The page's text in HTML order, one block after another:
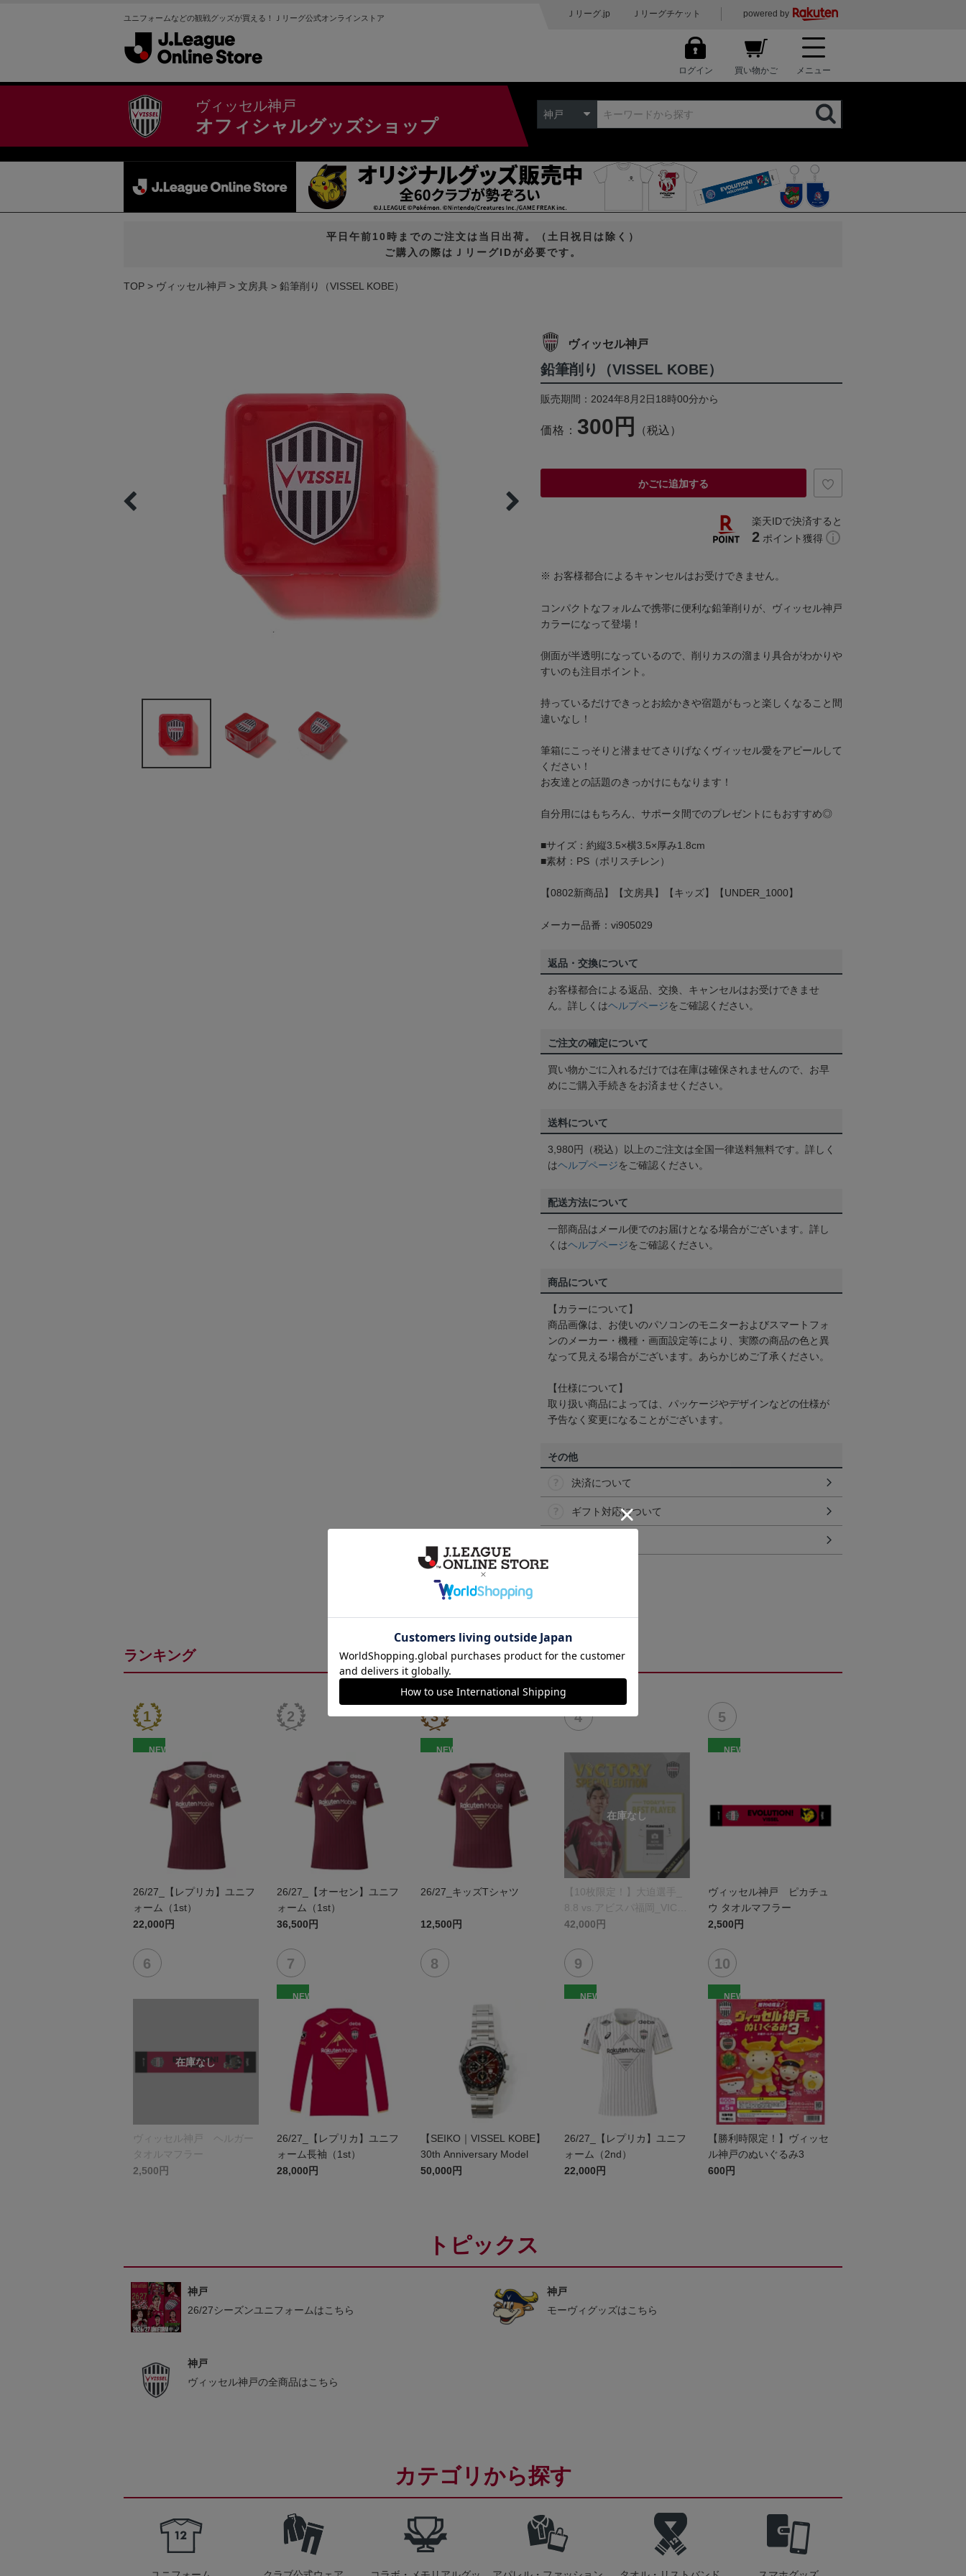
ユニフォームなどの観戦グッズが買える！Ｊリーグ公式オンラインストア Ｊリーグ.jp Ｊリーグチケット powered by
ログイン 買い物かご メニュー
ヴィッセル神戸
オフィシャルグッズショップ
神戸
平日午前10時までのご注文は当日出荷。（土日祝日は除く）
ご購入の際はＪリーグIDが必要です。
TOP ヴィッセル神戸 文房具 鉛筆削り（VISSEL KOBE）
ヴィッセル神戸
鉛筆削り（VISSEL KOBE）
販売期間：2024年8月2日18時00分から
価格： 300円 （税込）
かごに追加する
楽天IDで決済すると
2 ポイント獲得
※ お客様都合によるキャンセルはお受けできません。
コンパクトなフォルムで携帯に便利な鉛筆削りが、ヴィッセル神戸
カラーになって登場！
側面が半透明になっているので、削りカスの溜まり具合がわかりや
すいのも注目ポイント。
持っているだけできっとお絵かきや宿題がもっと楽しくなること間
違いなし！
筆箱にこっそりと潜ませてさりげなくヴィッセル愛をアピールして
ください！
お友達との話題のきっかけにもなります！
自分用にはもちろん、サポータ間でのプレゼントにもおすすめ◎
■サイズ：約縦3.5×横3.5×厚み1.8cm
■素材：PS（ポリスチレン）
【0802新商品】【文房具】【キッズ】【UNDER_1000】
メーカー品番：vi905029
返品・交換について
お客様都合による返品、交換、キャンセルはお受けできませ
ん。詳しくはヘルプページをご確認ください。
ご注文の確定について
買い物かごに入れるだけでは在庫は確保されませんので、お早
めにご購入手続きをお済ませください。
送料について
3,980円（税込）以上のご注文は全国一律送料無料です。詳しく
はヘルプページをご確認ください。
配送方法について
一部商品はメール便でのお届けとなる場合がございます。詳し
くはヘルプページをご確認ください。
商品について
【カラーについて】
商品画像は、お使いのパソコンのモニターおよびスマートフォ
ンのメーカー・機種・画面設定等により、実際の商品の色と異
なって見える場合がございます。あらかじめご了承ください。
【仕様について】
取り扱い商品によっては、パッケージやデザインなどの仕様が
予告なく変更になることがございます。
その他
決済について
ギフト対応について
ランキング
NEW
26/27_【レプリカ】ユニフ
ォーム（1st）
22,000円
26/27_【オーセン】ユニフ
ォーム（1st）
36,500円
NEW
26/27_キッズTシャツ
12,500円
【10枚限定！】大迫選手_
8.8 vs.アビスパ福岡_VICT
ORY SPECIAL EDITION
（2nd）
42,000円
NEW
ヴィッセル神戸 ピカチュ
ウ タオルマフラー
2,500円
ヴィッセル神戸 ヘルガー
タオルマフラー
2,500円
NEW
26/27_【レプリカ】ユニフ
ォーム長袖（1st）
28,000円
【SEIKO｜VISSEL KOBE】
30th Anniversary Model
50,000円
NEW
26/27_【レプリカ】ユニフ
ォーム（2nd）
22,000円
NEW
【勝利時限定！】ヴィッセ
ル神戸のぬいぐるみ3
600円
トピックス
神戸
26/27シーズンユニフォームはこちら
神戸
モーヴィグッズはこちら
神戸
ヴィッセル神戸の全商品はこちら
カテゴリから探す